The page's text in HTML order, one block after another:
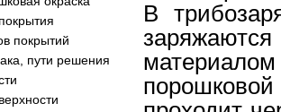
покрытий
пути решения
В
порошковой